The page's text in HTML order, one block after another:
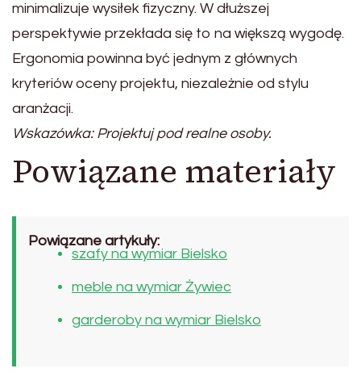
minimalizuje wysiłek fizyczny. W dłuższej
perspektywie przekłada się to na większą wygodę.
Ergonomia powinna być jednym z głównych
kryteriów oceny projektu, niezależnie od stylu
aranżacji.
Wskazówka: Projektuj pod realne osoby.
Powiązane materiały
Powiązane artykuły:
szafy na wymiar Bielsko
meble na wymiar Żywiec
garderoby na wymiar Bielsko